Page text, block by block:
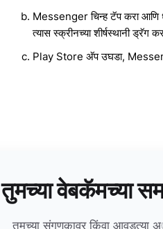
Messenger चिन्ह टॅप करा आणि
त्यास स्क्रीनच्या शीर्षस्थानी ड्रॅग
Play Store अ‍ॅप उघडा,
तुमच्या वेबकॅमच्या
तुमच्या संगणकावर किंवा आवडत्या